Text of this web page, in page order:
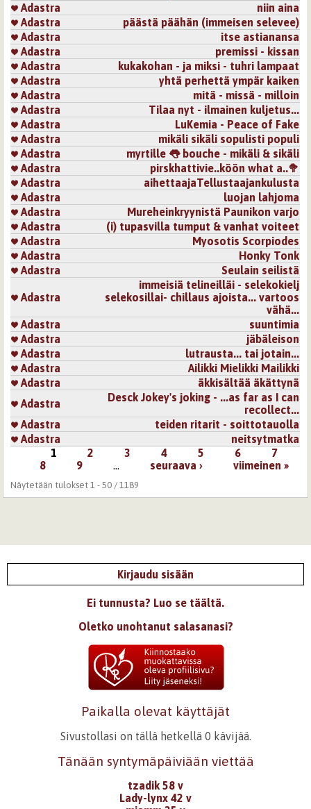
Adastra
niin aina
Adastra
päästä päähän (immeisen selevee)
Adastra
itse astianansa
Adastra
premissi - kissan
Adastra
kukakohan - ja miksi - tuhri lampaat
Adastra
yhtä perhettä ympär kaiken
Adastra
mitä - missä - milloin
Adastra
Tilaa nyt - ilmainen kuljetus...
Adastra
LuKemia - Peace of Fake
Adastra
mikäli sikäli sopulisti populi
Adastra
myrtille 👅 bouche - mikäli & sikäli
Adastra
pirskhattivie..köön what a..🥦
Adastra
aihettaajaTellustaajankulusta
Adastra
luojan lahjoma
Adastra
Mureheinkryynistä Paunikon varjo
Adastra
(i) tupasvilla tumput & vanhat voiteet
Adastra
Myosotis Scorpiodes
Adastra
Honky Tonk
Adastra
Seulain seilistä
Adastra
immeisiä telineilläi - selekokielj
selekosillai- chillaus ajoista... vartoos
vähä...
Adastra
suuntimia
Adastra
jäbäleison
Adastra
lutrausta... tai jotain...
Adastra
Ailikki Mielikki Mailikki
Adastra
äkkisältää äkättynä
Adastra
Desck Jokey's joking - ...as far as I can
recollect...
Adastra
teiden ritarit - soittotauolla
Adastra
neitsytmatka
1 2 3 4 5 6
7
8
9 … seuraava › viimeinen »
Näytetään tulokset 1 - 50 / 1189
Kirjaudu sisään
Ei tunnusta? Luo se täältä.
Oletko unohtanut salasanasi?
Paikalla olevat käyttäjät
Sivustollasi on tällä hetkellä 0 kävijää.
Tänään syntymäpäiviään viettää
tzadik 58 v
Lady-lynx 42 v